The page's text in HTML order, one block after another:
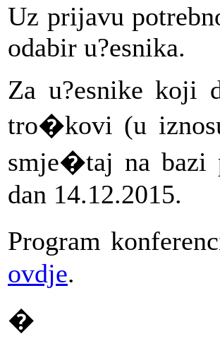
Uz prijavu
odabir u?esnika.
Za u?esnike koji
tro�kovi (u
smje�taj na bazi
dan 14.12.2015.
Program
ovdje.
�